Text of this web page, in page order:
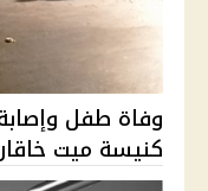
كنيسة ميت